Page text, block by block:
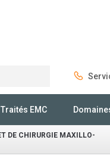
Traités EMC
DE CHIRURGIE MAXILLO-